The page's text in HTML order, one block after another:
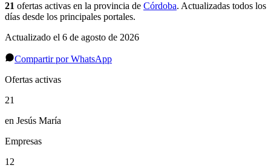
21 ofertas activas en la provincia de Córdoba. Actualizadas todos los
días desde los principales portales.
Actualizado el 6 de agosto de 2026
Compartir por WhatsApp
Ofertas activas
21
en Jesús María
Empresas
12